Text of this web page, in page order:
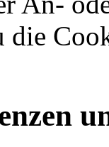
die